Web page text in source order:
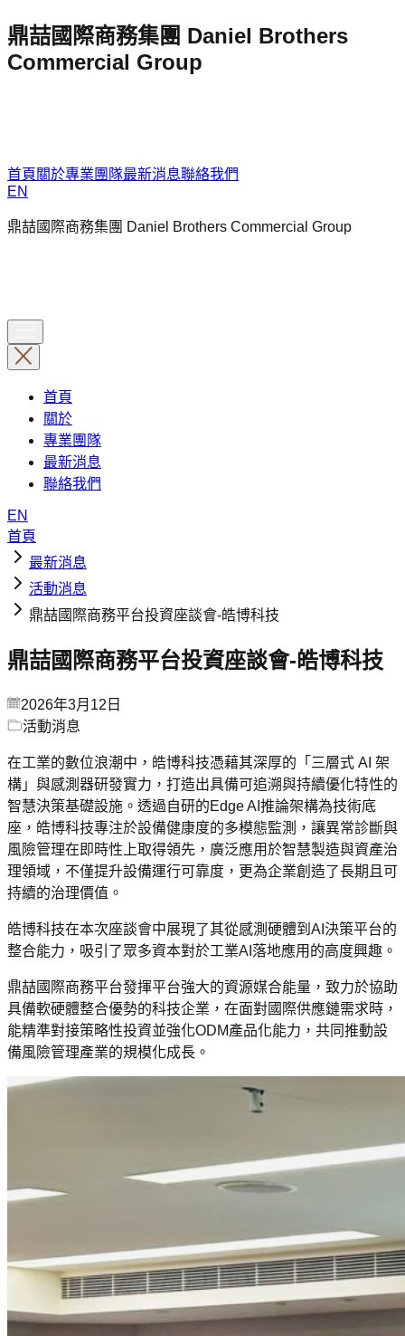
鼎喆國際商務集團 Daniel Brothers
Commercial Group
首頁 關於專業團隊最新消息聯絡我們
EN
鼎喆國際商務集團 Daniel Brothers Commercial Group
首頁
關於
專業團隊
最新消息
聯絡我們
EN
首頁
最新消息
活動消息
鼎喆國際商務平台投資座談會-皓博科技
鼎喆國際商務平台投資座談會-皓博科技
2026年3月12日
活動消息
在工業的數位浪潮中，皓博科技憑藉其深厚的「三層式 AI 架
構」與感測器研發實力，打造出具備可追溯與持續優化特性的
智慧決策基礎設施。透過自研的Edge AI推論架構為技術底
座，皓博科技專注於設備健康度的多模態監測，讓異常診斷與
風險管理在即時性上取得領先，廣泛應用於智慧製造與資產治
理領域，不僅提升設備運行可靠度，更為企業創造了長期且可
持續的治理價值。
皓博科技在本次座談會中展現了其從感測硬體到AI決策平台的
整合能力，吸引了眾多資本對於工業AI落地應用的高度興趣。
鼎喆國際商務平台發揮平台強大的資源媒合能量，致力於協助
具備軟硬體整合優勢的科技企業，在面對國際供應鏈需求時，
能精準對接策略性投資並強化ODM產品化能力，共同推動設
備風險管理產業的規模化成長。